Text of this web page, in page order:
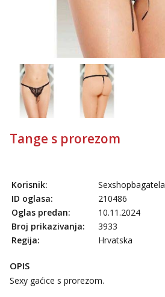
Anđela
Čekam tvoj poziv!
Tel:
tel:0,93€ - mob:1,12€ min
Tange s prorezom
Korisnik:
Sexshopbagatela
ID oglasa:
210486
Oglas predan:
10.11.2024
Broj prikazivanja:
3933
Regija:
Hrvatska
OPIS
Sexy gaćice s prorezom.